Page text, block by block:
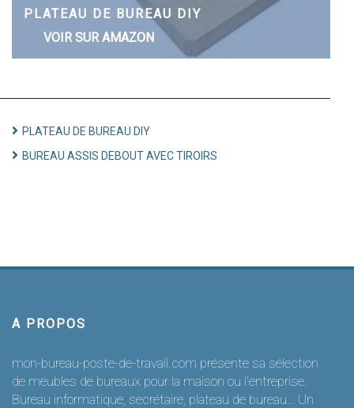
PLATEAU DE BUREAU DIY
VOIR SUR AMAZON
PLATEAU DE BUREAU DIY
BUREAU ASSIS DEBOUT AVEC TIROIRS
A PROPOS
mon-bureau-poste-de-travail.com présente sa sélection
de meubles de bureaux pour la maison ou l’entreprise.
Bureau informatique, secrétaire, plateau de bureau… Un